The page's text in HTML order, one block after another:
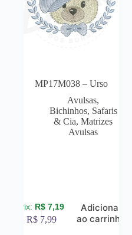
MP17M038 – Urso
Avulsas,
Bichinhos, Safaris
& Cia,Matrizes
Avulsas
R$ 7,19
R$ 7,99
Adicionar
ao carrinho